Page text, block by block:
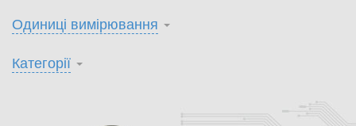
Одиниці вимірювання
Категорії